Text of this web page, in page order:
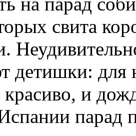
свита
детишки: для
и
парад